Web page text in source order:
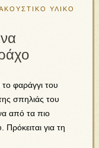
ΥΛΙΚΟ
φαράγγι του
σπηλιάς του
από τα πιο
για τη